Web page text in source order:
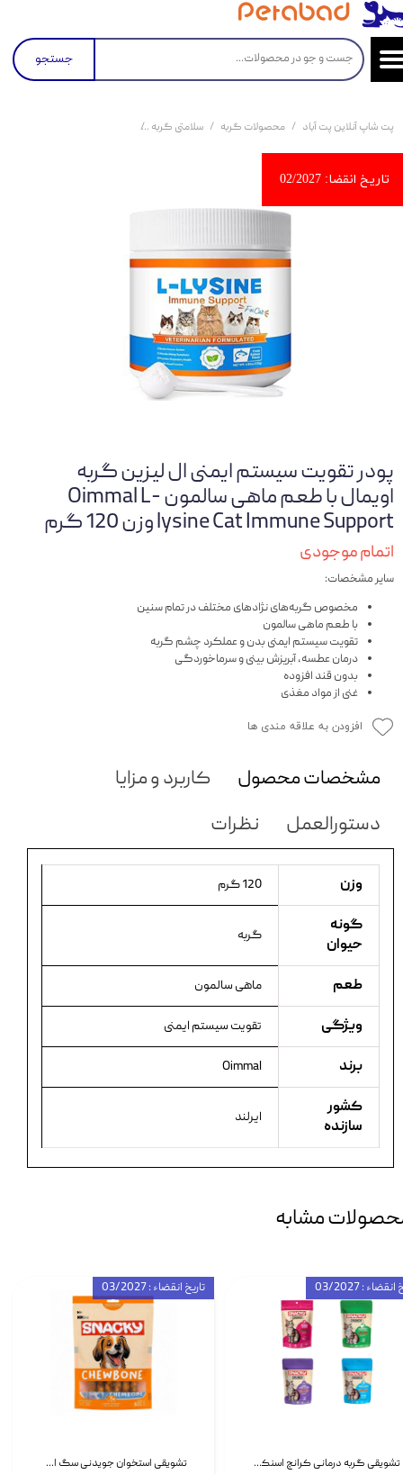
جستجو
پت شاپ آنلاین پت آباد محصولات گربه سلامتی گربه
پودر تقویت سیستم ایمنی ال لیزین گربه
اویمال با طعم ماهی سالمون Oimmal L-
lysine Cat Immune Support وزن 120 گرم
اتمام موجودی
سایر مشخصات:
مخصوص گربه‌های نژادهای مختلف در تمام سنین
با طعم ماهی سالمون
تقویت سیستم ایمنی بدن و عملکرد چشم گربه
درمان عطسه، آبریزش بینی و سرماخوردگی
بدون قند افزوده
غنی از مواد مغذی
افزودن به علاقه مندی ها
مشخصات محصول
کاربرد و مزایا
دستورالعمل
نظرات
وزن 120 گرم
گونه
حیوان
گربه
طعم ماهی سالمون
ویژگی تقویت سیستم ایمنی
برند Oimmal
کشور
سازنده
ایرلند
مشابه
تشویقی استخوان جویدنی سگ اسنکی کرانچی با طعم مرغ Snacky Crunchy Munchy وزن 100 گرم
تاریخ انقضاء : 03/2027
تشویقی گربه درمانی کرانچ اسنکی با طعم میکس Snacky Crunch Cat Treats وزن 60 گرم بسته 4 عددی
: 03/2027